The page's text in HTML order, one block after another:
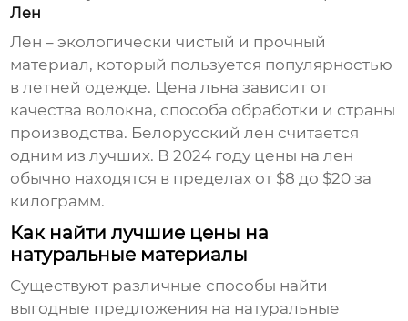
Лен
Лен – экологически чистый и прочный
материал, который пользуется популярностью
в летней одежде. Цена льна зависит от
качества волокна, способа обработки и страны
производства. Белорусский лен считается
одним из лучших. В 2024 году цены на лен
обычно находятся в пределах от $8 до $20 за
килограмм.
Как найти лучшие цены на
натуральные материалы
Существуют различные способы найти
выгодные предложения на натуральные